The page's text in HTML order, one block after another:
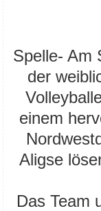
Spelle- Am
der
einem
Aligse
Das Team